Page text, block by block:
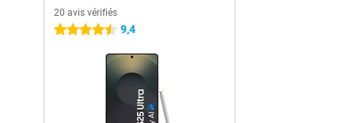
20 avis vérifiés
4.5 étoiles 9,4